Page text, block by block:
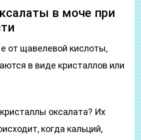
в моче при
от щавелевой кислоты,
в виде кристаллов или
оксалата? Их
когда кальций,